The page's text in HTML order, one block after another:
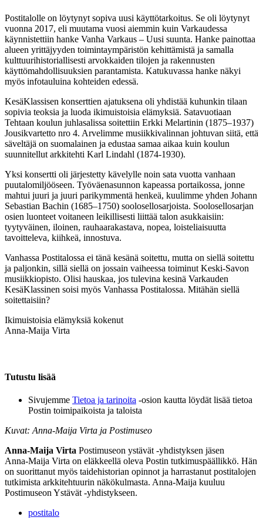
Postitalolle on löytynyt sopiva uusi käyttötarkoitus. Se oli löytynyt
vuonna 2017, eli muutama vuosi aiemmin kuin Varkaudessa
käynnistettiin hanke Vanha Varkaus – Uusi suunta. Hanke painottaa
alueen yrittäjyyden toimintaympäristön kehittämistä ja samalla
kulttuurihistoriallisesti arvokkaiden tilojen ja rakennusten
käyttömahdollisuuksien parantamista. Katukuvassa hanke näkyi
myös infotauluina kohteiden edessä.
KesäKlassisen konserttien ajatuksena oli yhdistää kuhunkin tilaan
sopivia teoksia ja luoda ikimuistoisia elämyksiä. Satavuotiaan
Tehtaan koulun juhlasalissa soitettiin Erkki Melartinin (1875–1937)
Jousikvartetto nro 4. Arvelimme musiikkivalinnan johtuvan siitä, että
säveltäjä on suomalainen ja edustaa samaa aikaa kuin koulun
suunnitellut arkkitehti Karl Lindahl (1874-1930).
Yksi konsertti oli järjestetty kävelylle noin sata vuotta vanhaan
puutalomiljööseen. Työväenasunnon kapeassa portaikossa, jonne
mahtui juuri ja juuri parikymmentä henkeä, kuulimme yhden Johann
Sebastian Bachin (1685–1750) soolosellosarjoista. Soolosellosarjan
osien luonteet voitaneen leikillisesti liittää talon asukkaisiin:
tyytyväinen, iloinen, rauhaarakastava, nopea, loisteliaisuutta
tavoitteleva, kiihkeä, innostuva.
Vanhassa Postitalossa ei tänä kesänä soitettu, mutta on siellä soitettu
ja paljonkin, sillä siellä on jossain vaiheessa toiminut Keski-Savon
musiikkiopisto. Olisi hauskaa, jos tulevina kesinä Varkauden
KesäKlassinen soisi myös Vanhassa Postitalossa. Mitähän siellä
soitettaisiin?
Ikimuistoisia elämyksiä kokenut
Anna-Maija Virta
Tutustu lisää
Sivujemme Tietoa ja tarinoita -osion kautta löydät lisää tietoa
Postin toimipaikoista ja taloista
Kuvat: Anna-Maija Virta ja Postimuseo
Anna-Maija Virta Postimuseon ystävät -yhdistyksen jäsen
Anna-Maija Virta on eläkkeellä oleva Postin tutkimuspäällikkö. Hän
on suorittanut myös taidehistorian opinnot ja harrastanut postitalojen
tutkimista arkkitehtuurin näkökulmasta. Anna-Maija kuuluu
Postimuseon Ystävät -yhdistykseen.
postitalo